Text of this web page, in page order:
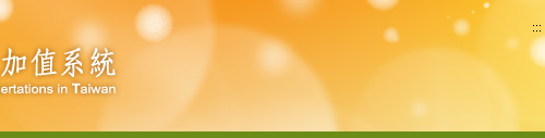
:::